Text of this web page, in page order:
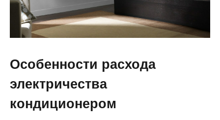
Особенности расхода
электричества
кондиционером